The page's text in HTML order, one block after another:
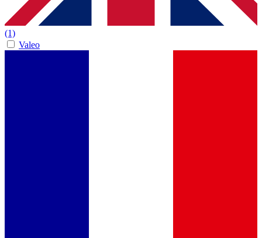
(1)
Valeo